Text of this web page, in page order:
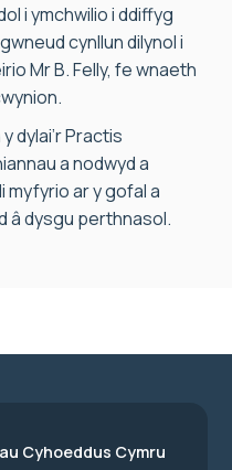
i ymchwilio i ddiffyg
cynllun dilynol i
Mr B. Felly, fe wnaeth
dylai’r Practis
a nodwyd a
ar y gofal a
â dysgu perthnasol.
Cyhoeddus Cymru